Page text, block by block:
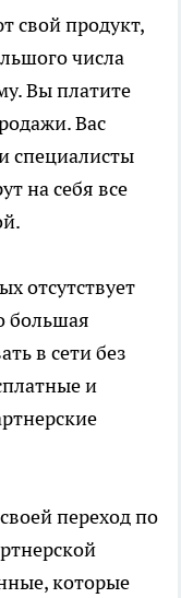
свой продукт,
числа
Вы платите
Вас
специалисты
на себя все
отсутствует
большая
в сети без
и
переход по
которые